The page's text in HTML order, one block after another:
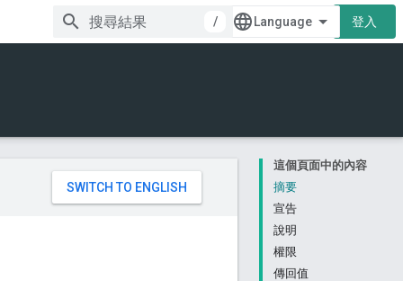
/ 登入
這個頁面中的內容
摘要
宣告
說明
權限
傳回值